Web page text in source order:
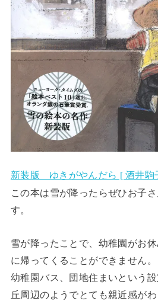
新装版 ゆきがやんだら [ 酒井駒
この本は雪が降ったらぜひお子
す。
雪が降ったことで、幼稚園がお
に帰ってくることができません。
幼稚園バス、団地住まいという
丘周辺のようでとても親近感がわ